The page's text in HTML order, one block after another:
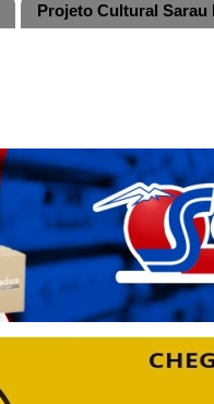
Projeto Cultural